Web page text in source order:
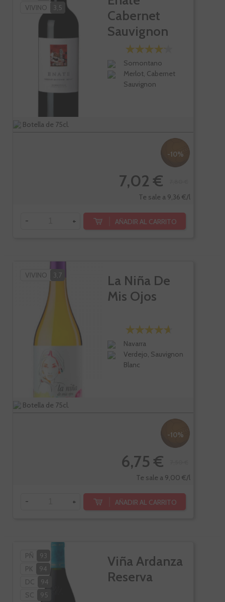
VIVINO
3,5
Cabernet
Sauvignon
Merlot
Somontano
Merlot, Cabernet
Sauvignon
Botella de 75cl.
-10%
7,02 €
Te sale a 9,36 €/l
- + AÑADIR AL CARRITO
VIVINO 3,7
La Niña De
Mis Ojos
Navarra
Verdejo, Sauvignon
Blanc
Botella de 75cl.
-10%
6,75 €
Te sale a 9,00 €/l
- + AÑADIR AL CARRITO
PÑ
93
PK
94
DC
94
SC
95
Viña Ardanza
Reserva